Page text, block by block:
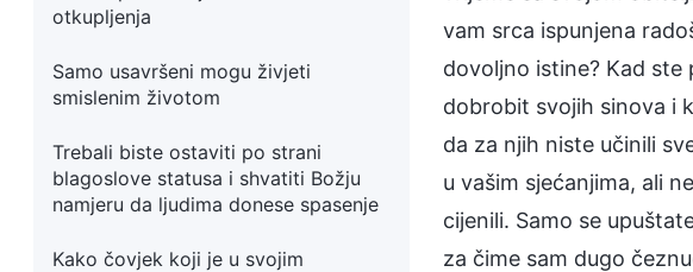
otkupljenja
Samo usavršeni mogu živjeti
smislenim životom
Trebali biste ostaviti po strani
blagoslove statusa i shvatiti Božju
namjeru da ljudima donese spasenje
Kako čovjek koji je u svojim
vam srca ispunjena
dovoljno istine? Kad ste
dobrobit svojih sinova i
da za njih niste učinili
u vašim sjećanjima, ali
cijenili. Samo se
za čime sam dugo